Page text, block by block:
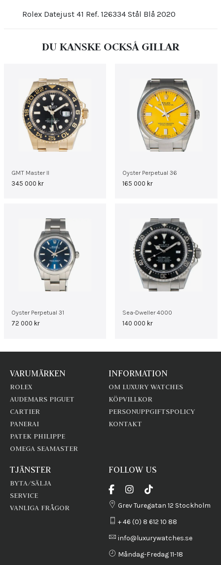
Rolex Datejust 41 Ref. 126334 Stål Blå 2020
DU KANSKE OCKSÅ GILLAR
GMT Master II
345 000 kr
Oyster Perpetual 36
165 000 kr
Oyster Perpetual 31
72 000 kr
Sea-Dweller 4000
140 000 kr
VARUMÄRKEN
ROLEX
AUDEMARS PIGUET
CARTIER
PANERAI
PATEK PHILIPPE
OMEGA SEAMASTER
INFORMATION
OM LUXURY WATCHES
KÖPVILLKOR
PERSONUPPGIFTSPOLICY
KONTAKT
TJÄNSTER
BYTA/SÄLJA
SERVICE
VANLIGA FRÅGOR
FOLLOW US
Grev Turegatan 12 Stockholm
+ 46 (0) 8 612 10 88
info@luxurywatches.se
Måndag-Fredag 11-18